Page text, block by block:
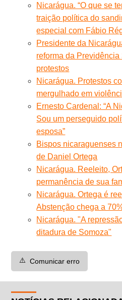
Nicarágua. “O que se
traição política do
especial com Fábio
Presidente da
reforma da
protestos
Nicarágua. Protestos
mergulhado em
Ernesto Cardenal: “A
Sou um perseguido
esposa”
Bispos nicaraguenses
de Daniel Ortega
Nicarágua. Reeleito,
permanência de sua
Nicarágua. Ortega é
Abstenção chega a
Nicarágua. "A
ditadura de Somoza"
⚠️ Comunicar erro